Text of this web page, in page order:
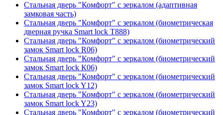
Стальная дверь "Комфорт" с зеркалом (адаптивная
замковая часть)
Стальная дверь "Комфорт" с зеркалом (биометрическая
дверная ручка Smart lock T888)
Стальная дверь "Комфорт" с зеркалом (биометрический
замок Smart lock R06)
Стальная дверь "Комфорт" с зеркалом (биометрический
замок Smart lock К06)
Стальная дверь "Комфорт" с зеркалом (биометрический
замок Smart lock Y12)
Стальная дверь "Комфорт" с зеркалом (биометрический
замок Smart lock Y23)
Стальная дверь "Комфорт" с зеркалом (биометрический